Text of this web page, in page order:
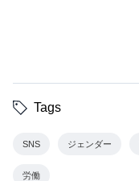
Tags
SNS ジェンダー
労働